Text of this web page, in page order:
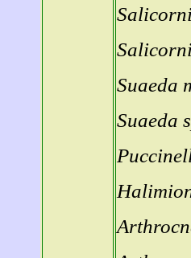
Suaeda
Suaeda